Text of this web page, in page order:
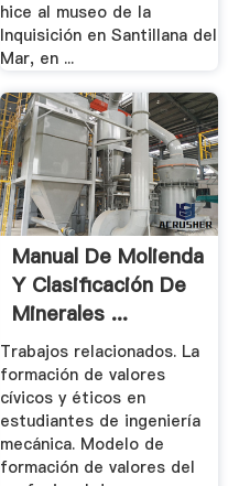
hice al museo de la
Inquisición en Santillana del
Mar, en ...
Manual De Molienda
Y Clasificación De
Minerales ...
Trabajos relacionados. La
formación de valores
cívicos y éticos en
estudiantes de ingeniería
mecánica. Modelo de
formación de valores del